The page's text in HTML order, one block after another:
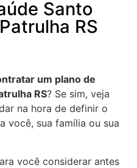
Santo
RS
um plano de
RS? Se sim, veja
na hora de definir o
você, sua família ou sua
você considerar antes